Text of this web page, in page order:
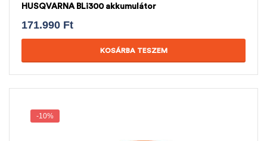
HUSQVARNA BLi300 akkumulátor
171.990 Ft
KOSÁRBA TESZEM
-10%